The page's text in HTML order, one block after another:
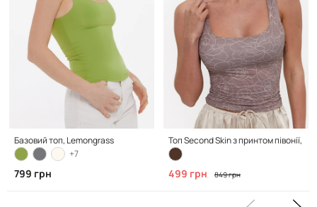
Базовий топ, Lemongrass
+7
799 грн
Топ Second Skin з принтом півонії,
499 грн 849 грн